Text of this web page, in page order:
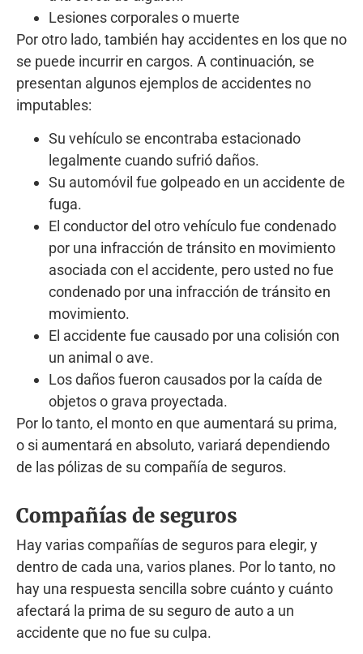
Lesiones corporales o muerte
Por otro lado, también hay accidentes en los que no
se puede incurrir en cargos. A continuación, se
presentan algunos ejemplos de accidentes no
imputables:
Su vehículo se encontraba estacionado
legalmente cuando sufrió daños.
Su automóvil fue golpeado en un accidente de
fuga.
El conductor del otro vehículo fue condenado
por una infracción de tránsito en movimiento
asociada con el accidente, pero usted no fue
condenado por una infracción de tránsito en
movimiento.
El accidente fue causado por una colisión con
un animal o ave.
Los daños fueron causados ​​por la caída de
objetos o grava proyectada.
Por lo tanto, el monto en que aumentará su prima,
o si aumentará en absoluto, variará dependiendo
de las pólizas de su compañía de seguros.
Compañías de seguros
Hay varias compañías de seguros para elegir, y
dentro de cada una, varios planes. Por lo tanto, no
hay una respuesta sencilla sobre cuánto y cuánto
afectará la prima de su seguro de auto a un
accidente que no fue su culpa.